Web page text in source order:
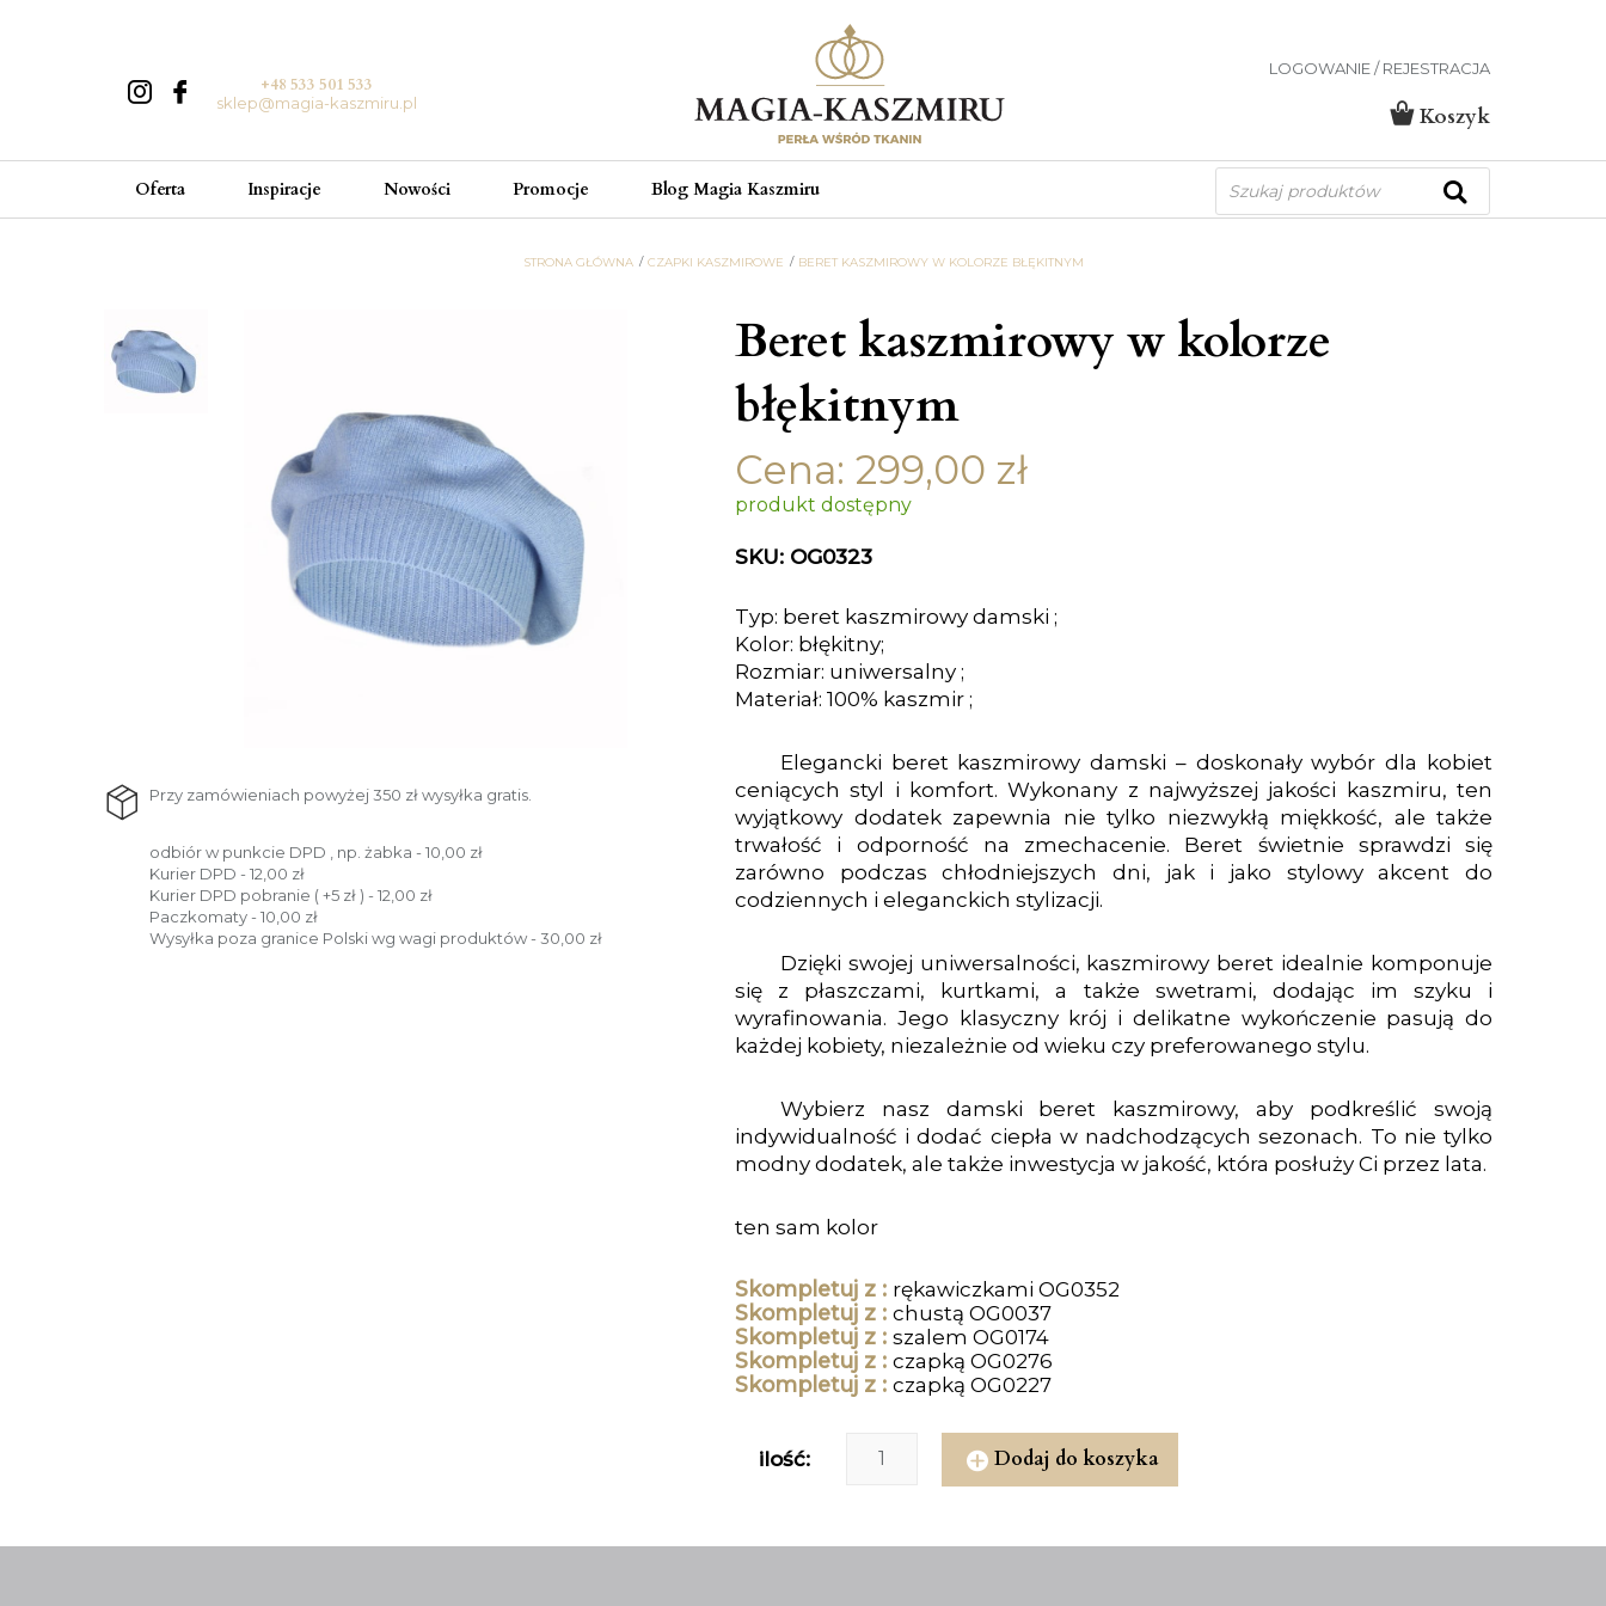
+48 533 501 533
sklep@magia-kaszmiru.pl
LOGOWANIE / REJESTRACJA
Koszyk
Oferta Inspiracje Nowości Promocje Blog Magia Kaszmiru
Wyszukiwarka
produktów
STRONA GŁÓWNA CZAPKI KASZMIROWE BERET KASZMIROWY W KOLORZE BŁĘKITNYM
Przy zamówieniach powyżej 350 zł wysyłka gratis.
odbiór w punkcie DPD , np. żabka - 10,00 zł
Kurier DPD - 12,00 zł
Kurier DPD pobranie ( +5 zł ) - 12,00 zł
Paczkomaty - 10,00 zł
Wysyłka poza granice Polski wg wagi produktów - 30,00 zł
Beret kaszmirowy w kolorze
błękitnym
Cena: 299,00 zł
produkt dostępny
SKU: OG0323
Typ: beret kaszmirowy damski ;
Kolor: błękitny;
Rozmiar: uniwersalny ;
Materiał: 100% kaszmir ;
Elegancki beret kaszmirowy damski – doskonały wybór dla kobiet
ceniących styl i komfort. Wykonany z najwyższej jakości kaszmiru, ten
wyjątkowy dodatek zapewnia nie tylko niezwykłą miękkość, ale także
trwałość i odporność na zmechacenie. Beret świetnie sprawdzi się
zarówno podczas chłodniejszych dni, jak i jako stylowy akcent do
codziennych i eleganckich stylizacji.
Dzięki swojej uniwersalności, kaszmirowy beret idealnie komponuje
się z płaszczami, kurtkami, a także swetrami, dodając im szyku i
wyrafinowania. Jego klasyczny krój i delikatne wykończenie pasują do
każdej kobiety, niezależnie od wieku czy preferowanego stylu.
Wybierz nasz damski beret kaszmirowy, aby podkreślić swoją
indywidualność i dodać ciepła w nadchodzących sezonach. To nie tylko
modny dodatek, ale także inwestycja w jakość, która posłuży Ci przez lata.
ten sam kolor
Skompletuj z : rękawiczkami OG0352
Skompletuj z : chustą OG0037
Skompletuj z : szalem OG0174
Skompletuj z : czapką OG0276
Skompletuj z : czapką OG0227
ilość: Dodaj do koszyka